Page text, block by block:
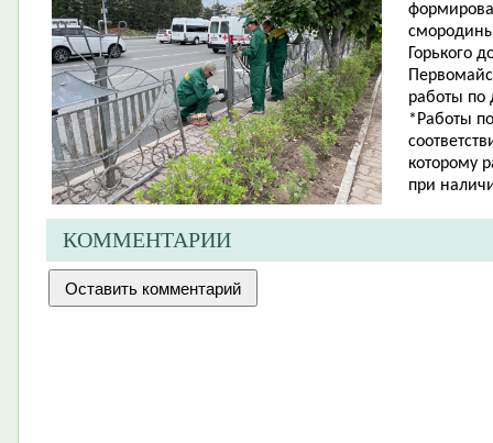
Горького
работы по
*Работы
которому
при
КОММЕНТАРИИ